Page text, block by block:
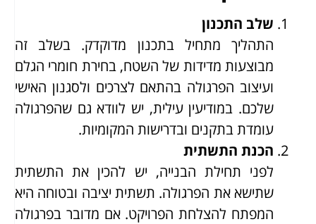
שלב התכנון
התהליך מתחיל בתכנון מדוקדק. בשלב זה
מבוצעות מדידות של השטח, בחירת חומרי הגלם
ועיצוב הפרגולה בהתאם לצרכים ולסגנון האישי
שלכם. במודיעין עילית, יש לוודא גם שהפרגולה
עומדת בתקנים ובדרישות המקומיות.
הכנת התשתית
לפני תחילת הבנייה, יש להכין את התשתית
שתישא את הפרגולה. תשתית יציבה ובטוחה היא
המפתח להצלחת הפרויקט. אם מדובר בפרגולה